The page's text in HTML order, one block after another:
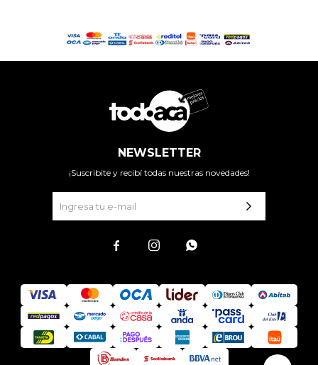
NEWSLETTER
¡Suscribite y recibí todas nuestras novedades!
  